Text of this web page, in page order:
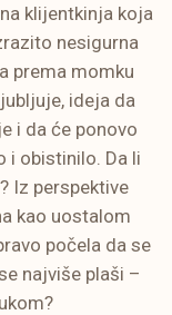
klijentkinja koja
nesigurna
prema momku
ideja da
i da će ponovo
i obistinilo. Da li
Iz perspektive
kao uostalom
počela da se
najviše plaši –